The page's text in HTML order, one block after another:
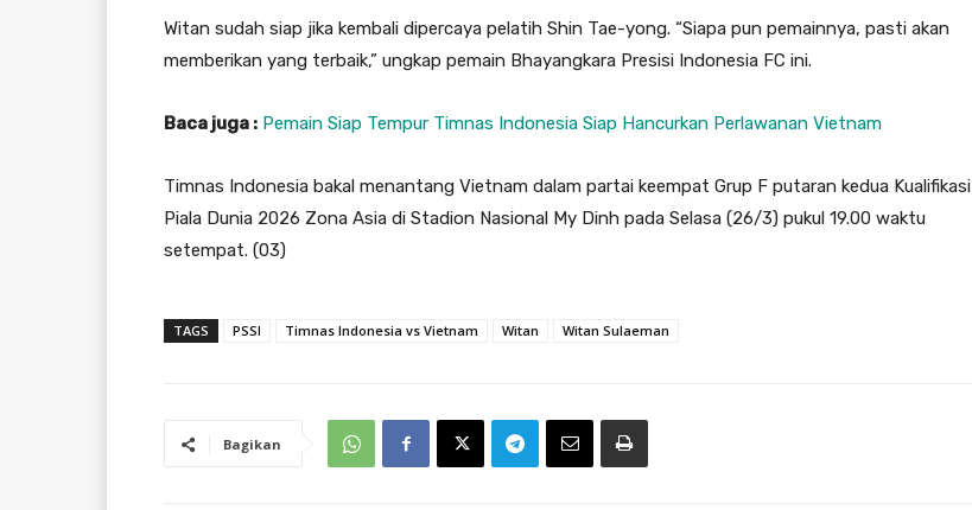
Witan sudah siap jika kembali dipercaya pelatih Shin Tae-yong. “Siapa pun pemainnya, pasti akan
memberikan yang terbaik,” ungkap pemain Bhayangkara Presisi Indonesia FC ini.
Baca juga : Pemain Siap Tempur Timnas Indonesia Siap Hancurkan Perlawanan Vietnam
Timnas Indonesia bakal menantang Vietnam dalam partai keempat Grup F putaran kedua Kualifikasi
Piala Dunia 2026 Zona Asia di Stadion Nasional My Dinh pada Selasa (26/3) pukul 19.00 waktu
setempat. (03)
TAGS PSSI Timnas Indonesia vs Vietnam Witan Witan Sulaeman
Bagikan